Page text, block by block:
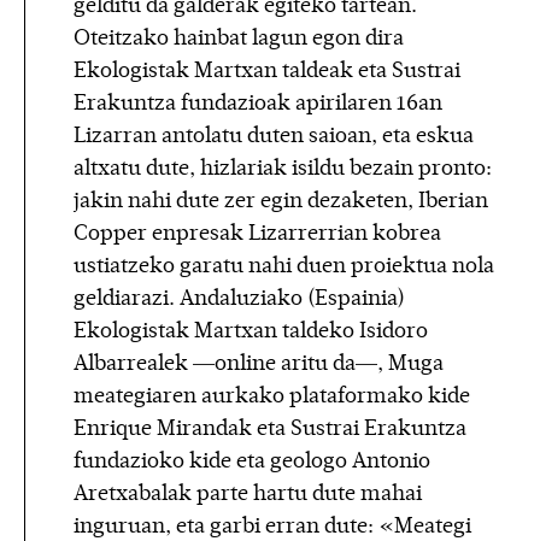
Oteitzako hainbat lagun egon dira
Ekologistak Martxan taldeak eta Sustrai
Erakuntza fundazioak apirilaren 16an
Lizarran antolatu duten saioan, eta eskua
altxatu dute, hizlariak isildu bezain pronto:
jakin nahi dute zer egin dezaketen, Iberian
Copper enpresak Lizarrerrian kobrea
ustiatzeko garatu nahi duen proiektua nola
geldiarazi. Andaluziako (Espainia)
Ekologistak Martxan taldeko Isidoro
Albarrealek —online aritu da—, Muga
meategiaren aurkako plataformako kide
Enrique Mirandak eta Sustrai Erakuntza
fundazioko kide eta geologo Antonio
Aretxabalak parte hartu dute mahai
inguruan, eta garbi erran dute: «Meategi